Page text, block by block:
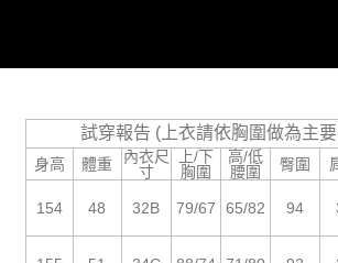
請求用戶進行身份認證。
試穿報告 (上衣請依胸圍做為主
身高 體重
內衣尺
寸
上/下
胸圍
高/低
腰圍
臀圍
154 48 32B 79/67 65/82 94